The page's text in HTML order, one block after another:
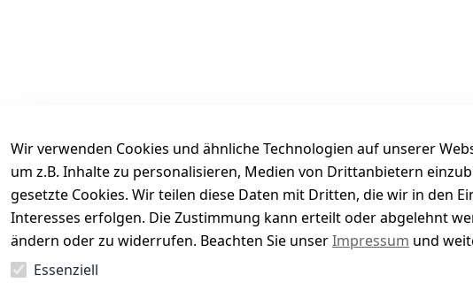
Es hat noch niemand eine Bewertung für diesen Artikel
Wir verwenden Cookies und ähnliche Technologien auf unserer
um z.B. Inhalte zu personalisieren, Medien von Drittanbietern
gesetzte Cookies. Wir teilen diese Daten mit Dritten, die wir in den
Interesses erfolgen. Die Zustimmung kann erteilt oder abgelehnt
ändern oder zu widerrufen. Beachten Sie unserImpressum und
Essenziell